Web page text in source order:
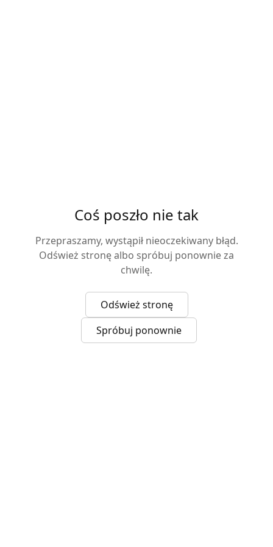
Coś poszło nie tak
Przepraszamy, wystąpił nieoczekiwany błąd.
Odśwież stronę albo spróbuj ponownie za
chwilę.
Odśwież stronę
Spróbuj ponownie